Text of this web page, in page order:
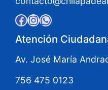
Facebook InstagramWhatsApp
Atención
Av. José María
756 475 0123